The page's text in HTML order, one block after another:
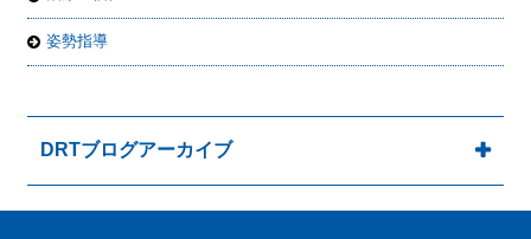
姿勢指導
DRTブログアーカイブ